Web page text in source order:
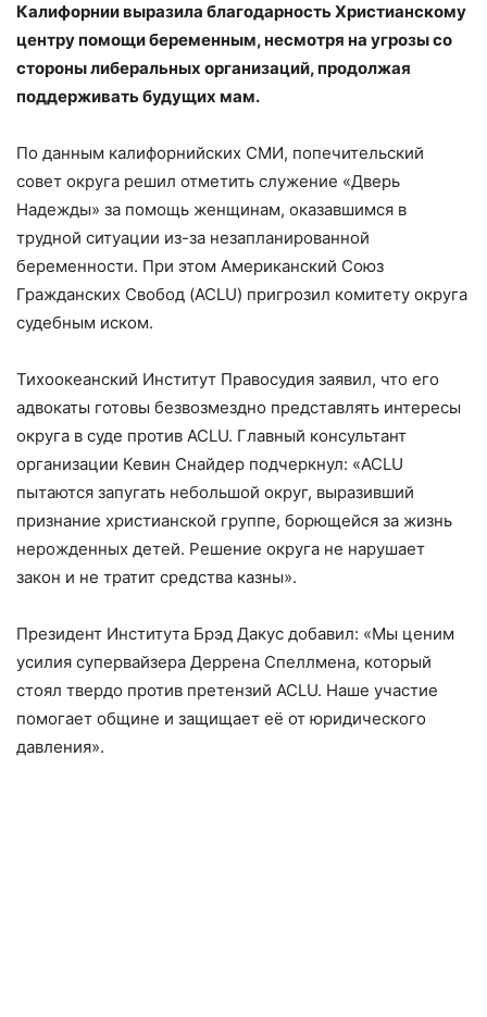
Калифорнии выразила благодарность Христианскому
центру помощи беременным, несмотря на угрозы со
стороны либеральных организаций, продолжая
поддерживать будущих мам.
По данным калифорнийских СМИ, попечительский
совет округа решил отметить служение «Дверь
Надежды» за помощь женщинам, оказавшимся в
трудной ситуации из-за незапланированной
беременности. При этом Американский Союз
Гражданских Свобод (ACLU) пригрозил комитету округа
судебным иском.
Тихоокеанский Институт Правосудия заявил, что его
адвокаты готовы безвозмездно представлять интересы
округа в суде против ACLU. Главный консультант
организации Кевин Снайдер подчеркнул: «ACLU
пытаются запугать небольшой округ, выразивший
признание христианской группе, борющейся за жизнь
нерожденных детей. Решение округа не нарушает
закон и не тратит средства казны».
Президент Института Брэд Дакус добавил: «Мы ценим
усилия супервайзера Деррена Спеллмена, который
стоял твердо против претензий ACLU. Наше участие
помогает общине и защищает её от юридического
давления».